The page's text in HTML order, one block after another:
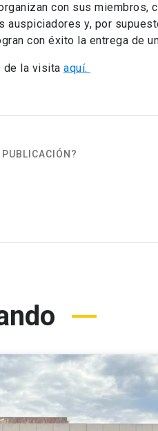
con sus miembros,
auspiciadores y, por
con éxito la entrega de
de la visita aquí.